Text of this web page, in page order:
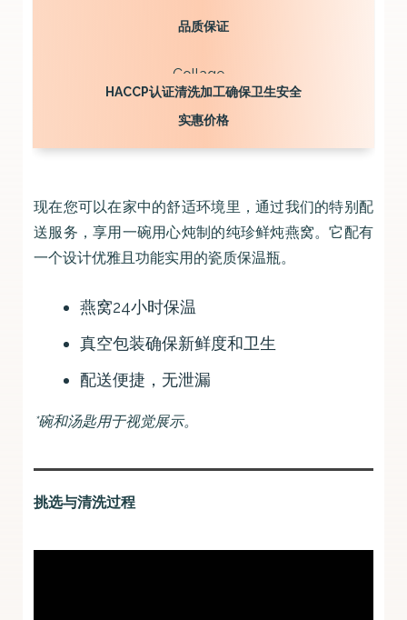
品质保证
HACCP认证清洗加工确保卫生安全
实惠价格
现在您可以在家中的舒适环境里，通过我们的特别配
送服务，享用一碗用心炖制的纯珍鲜炖燕窝。它配有
一个设计优雅且功能实用的瓷质保温瓶。
燕窝24小时保温
真空包装确保新鲜度和卫生
配送便捷，无泄漏
*碗和汤匙用于视觉展示。
挑选与清洗过程